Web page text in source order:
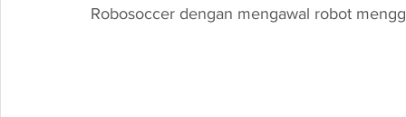
Robosoccer dengan mengawal robot